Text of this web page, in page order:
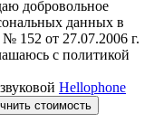
добровольное
данных в
152 от 27.07.2006 г.
с политикой
Hellophone
стоимость